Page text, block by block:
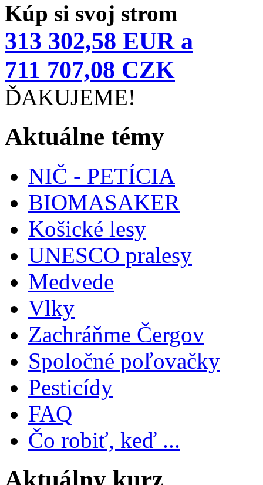
Kúp si svoj strom
313 302,58 EUR a
711 707,08 CZK
ĎAKUJEME!
Aktuálne témy
NIČ - PETÍCIA
BIOMASAKER
Košické lesy
UNESCO pralesy
Medvede
Vlky
Zachráňme Čergov
Spoločné poľovačky
Pesticídy
FAQ
Čo robiť, keď ...
Aktuálny kurz